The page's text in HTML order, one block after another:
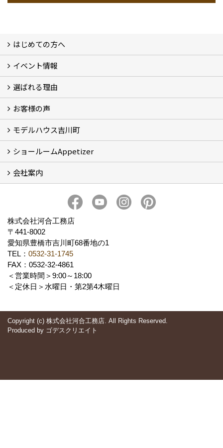
はじめての方へ
フォトギャラリー
性能について
自然素材のお家
オーナー様のおうち訪問
イベント情報
イベント情報
選ばれる理由
5つのやさしさ宣言
3つのプロ宣言
お家づくりスケジュール
お客様の声
お客様の声
モデルハウス吉川町
吉川町モデルハウス
ショールームAppetizer
Appetizer(ショールーム)
Appetizer(レンタルスペース)
会社案内
社長 河合智之の想い
求人情報 Recruit
株式会社河合工務店
〒441-8002
愛知県豊橋市吉川町68番地の1
TEL： 0532-31-1745
FAX：0532-32-4861
＜営業時間＞9:00～18:00
＜定休日＞水曜日・第2第4木曜日
Copyright (c) 株式会社河合工務店. All Rights Reserved.
Produced by ゴデスクリエイト